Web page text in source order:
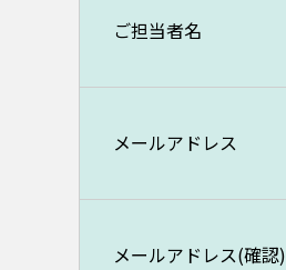
ご担当者名
メールアドレス
メールアドレス(確認)